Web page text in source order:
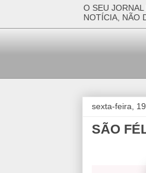
O SEU
NOTÍCIA, NÃO
sexta-feira,
SÃO